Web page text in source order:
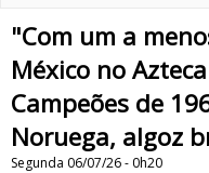
"Com um a
México no
Campeões de
Noruega, algoz
Segunda 06/07/26 - 0h20